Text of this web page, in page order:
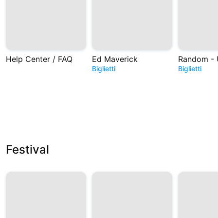
Help Center / FAQ Ed Maverick
Biglietti Biglietti
Festival